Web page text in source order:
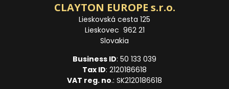
CLAYTON EUROPE s.r.o.
Lieskovská cesta 125
Lieskovec 962 21
Slovakia
Business ID: 50 133 039
Tax ID: 2120186618
VAT reg. no.: SK2120186618